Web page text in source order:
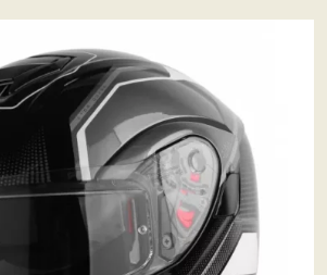
si
môžete
vybrať
na
stránke
produktu.